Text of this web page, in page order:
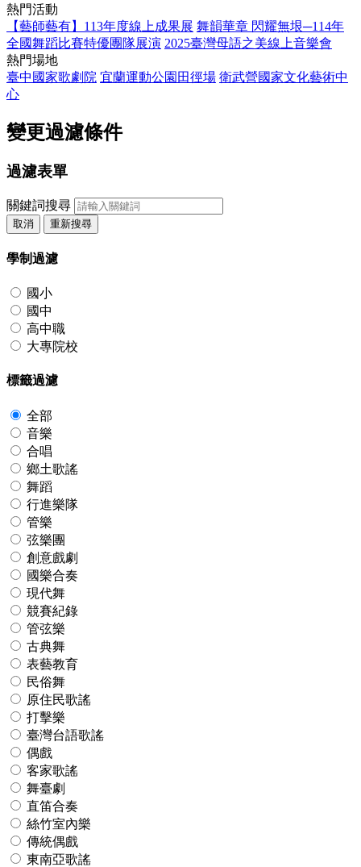
熱門活動
【藝師藝有】113年度線上成果展 舞韻華章 閃耀無垠─114年
全國舞蹈比賽特優團隊展演 2025臺灣母語之美線上音樂會
熱門場地
臺中國家歌劇院 宜蘭運動公園田徑場 衛武營國家文化藝術中
心
變更過濾條件
過濾表單
關鍵詞搜尋
取消 重新搜尋
學制過濾
國小
國中
高中職
大專院校
標籤過濾
全部
音樂
合唱
鄉土歌謠
舞蹈
行進樂隊
管樂
弦樂團
創意戲劇
國樂合奏
現代舞
競賽紀錄
管弦樂
古典舞
表藝教育
民俗舞
原住民歌謠
打擊樂
臺灣台語歌謠
偶戲
客家歌謠
舞臺劇
直笛合奏
絲竹室內樂
傳統偶戲
東南亞歌謠